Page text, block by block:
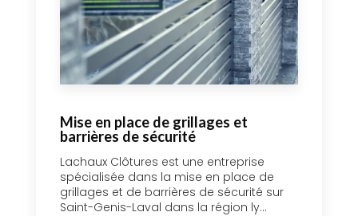
Mise en place de grillages et
barrières de sécurité
Lachaux Clôtures est une entreprise
spécialisée dans la mise en place de
grillages et de barrières de sécurité sur
Saint-Genis-Laval dans la région ly...